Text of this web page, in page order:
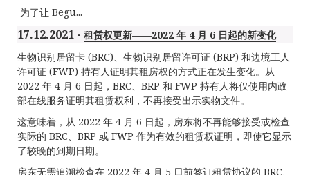
为了让 Begu...
17.12.2021 - 租赁权更新——2022 年 4 月 6 日起的新变化
生物识别居留卡 (BRC)、生物识别居留许可证 (BRP) 和边境工人
许可证 (FWP) 持有人证明其租房权的方式正在发生变化。从
2022 年 4 月 6 日起，BRC、BRP 和 FWP 持有人将仅使用内政
部在线服务证明其租赁权利，不再接受出示实物文件。
这意味着，从 2022 年 4 月 6 日起，房东将不再能够接受或检查
实际的 BRC、BRP 或 FWP 作为有效的租赁权证明，即使它显示
了较晚的到期日期。
房东无需追溯检查在 2022 年 4 月 5 日前签订租赁协议的 BRC、